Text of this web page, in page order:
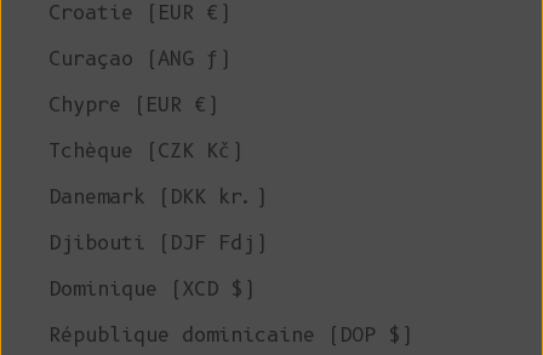
Croatie (EUR €)
Curaçao (ANG ƒ)
Chypre (EUR €)
Tchèque (CZK Kč)
Danemark (DKK kr.)
Djibouti (DJF Fdj)
Dominique (XCD $)
République dominicaine (DOP $)